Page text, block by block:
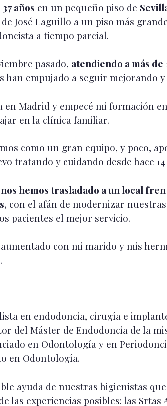
años en un pequeño piso de
José Laguillo a un piso más
a tiempo parcial.
pasado, atendiendo a más
han empujado a seguir mejorando
Madrid y empecé mi formación
en la clínica familiar.
como un gran equipo, y poco,
tratando y cuidando desde hace 14
hemos trasladado a un local
, con el afán de modernizar
pacientes el mejor servicio.
con mi marido y mis
en endodoncia, cirugía e
del Máster de Endodoncia de la
en Odontología y en
en Odontología.
ayuda de nuestras higienistas
las experiencias posibles: las